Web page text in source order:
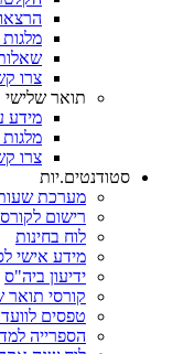
צרו
תואר שלישי
מידע
צרו
סטודנטים.יות
מערכת
רישום
לוח בחינות
מידע אישי
ידיעון ביה"ס
קורסי
טפסים
הספרייה